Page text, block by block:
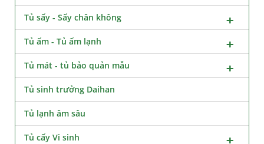
Tủ sấy - Sấy chân không
Tủ ấm - Tủ ấm lạnh
Tủ mát - tủ bảo quản mẫu
Tủ sinh trưởng Daihan
Tủ lạnh âm sâu
Tủ cấy Vi sinh